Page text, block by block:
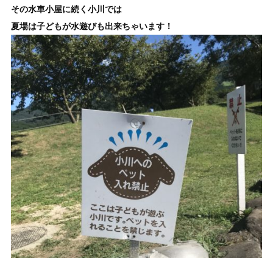
その水車小屋に続く小川では
夏場は子どもが水遊びも出来ちゃいます！